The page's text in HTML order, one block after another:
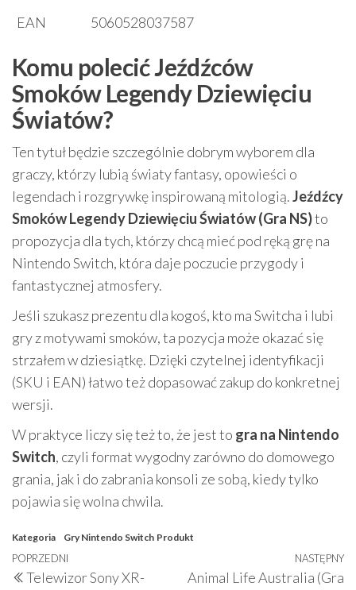
EAN
5060528037587
Komu polecić Jeźdźców
Smoków Legendy Dziewięciu
Światów?
Ten tytuł będzie szczególnie dobrym wyborem dla
graczy, którzy lubią światy fantasy, opowieści o
legendach i rozgrywkę inspirowaną mitologią.Jeźdźcy
Smoków Legendy Dziewięciu Światów (Gra NS)to
propozycja dla tych, którzy chcą mieć pod ręką grę na
Nintendo Switch, która daje poczucie przygody i
fantastycznej atmosfery.
Jeśli szukasz prezentu dla kogoś, kto ma Switcha i lubi
gry z motywami smoków, ta pozycja może okazać się
strzałem w dziesiątkę. Dzięki czytelnej identyfikacji
(SKU i EAN) łatwo też dopasować zakup do konkretnej
wersji.
W praktyce liczy się też to, że jest to gra na Nintendo
Switch, czyli format wygodny zarówno do domowego
grania, jak i do zabrania konsoli ze sobą, kiedy tylko
pojawia się wolna chwila.
Kategoria Gry Nintendo Switch Produkt
Nawigacja
Poprzedni
wpis
POPRZEDNI
Telewizor Sony XR-
NASTĘPNY
Animal Life Australia (Gra